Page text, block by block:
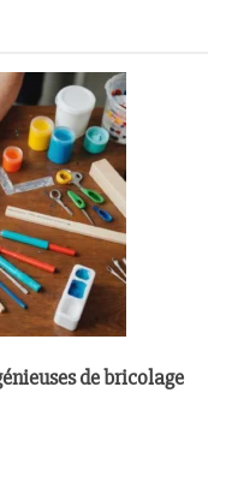
de bricolage